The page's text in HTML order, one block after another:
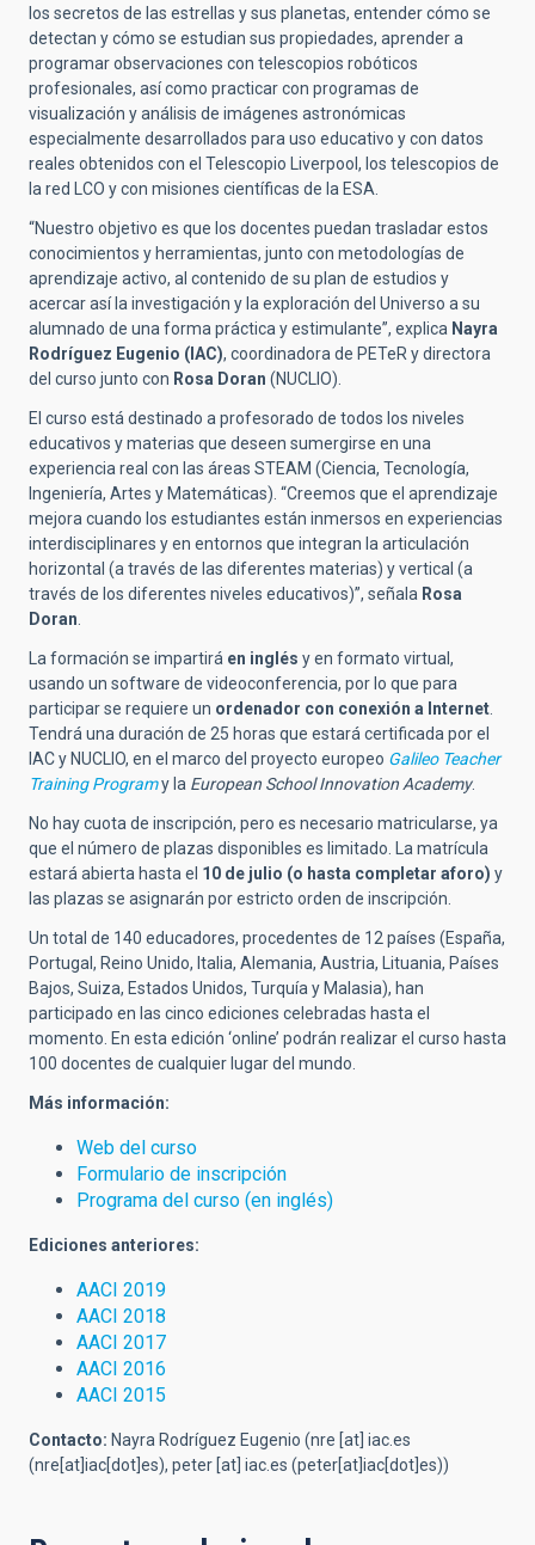
los secretos de las estrellas y sus planetas, entender cómo se
detectan y cómo se estudian sus propiedades, aprender a
programar observaciones con telescopios robóticos
profesionales, así como practicar con programas de
visualización y análisis de imágenes astronómicas
especialmente desarrollados para uso educativo y con datos
reales obtenidos con el Telescopio Liverpool, los telescopios de
la red LCO y con misiones científicas de la ESA.
“Nuestro objetivo es que los docentes puedan trasladar estos
conocimientos y herramientas, junto con metodologías de
aprendizaje activo, al contenido de su plan de estudios y
acercar así la investigación y la exploración del Universo a su
alumnado de una forma práctica y estimulante”, explica Nayra
Rodríguez Eugenio (IAC), coordinadora de PETeR y directora
del curso junto con Rosa Doran (NUCLIO).
El curso está destinado a profesorado de todos los niveles
educativos y materias que deseen sumergirse en una
experiencia real con las áreas STEAM (Ciencia, Tecnología,
Ingeniería, Artes y Matemáticas). “Creemos que el aprendizaje
mejora cuando los estudiantes están inmersos en experiencias
interdisciplinares y en entornos que integran la articulación
horizontal (a través de las diferentes materias) y vertical (a
través de los diferentes niveles educativos)”, señala Rosa
Doran.
La formación se impartirá en inglés y en formato virtual,
usando un software de videoconferencia, por lo que para
participar se requiere un ordenador con conexión a Internet.
Tendrá una duración de 25 horas que estará certificada por el
IAC y NUCLIO, en el marco del proyecto europeo Galileo Teacher
Training Programy la European School Innovation Academy.
No hay cuota de inscripción, pero es necesario matricularse, ya
que el número de plazas disponibles es limitado. La matrícula
estará abierta hasta el 10 de julio (o hasta completar aforo) y
las plazas se asignarán por estricto orden de inscripción.
Un total de 140 educadores, procedentes de 12 países (España,
Portugal, Reino Unido, Italia, Alemania, Austria, Lituania, Países
Bajos, Suiza, Estados Unidos, Turquía y Malasia), han
participado en las cinco ediciones celebradas hasta el
momento. En esta edición ‘online’ podrán realizar el curso hasta
100 docentes de cualquier lugar del mundo.
Más información:
Web del curso
Formulario de inscripción
Programa del curso (en inglés)
Ediciones anteriores:
AACI 2019
AACI 2018
AACI 2017
AACI 2016
AACI 2015
Contacto: Nayra Rodríguez Eugenio (nre [at] iac.es
(nre[at]iac[dot]es), peter [at] iac.es (peter[at]iac[dot]es))